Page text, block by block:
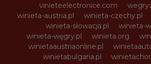
vinieteelectronice.com
winieta-austria.pl
winieta-czechy.pl
winieta-słowacja.pl
winieta-
winieta-węgry.pl
winieta.org
winietaaustriaonline.pl
winietabulgaria.pl